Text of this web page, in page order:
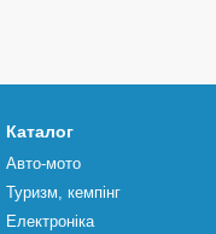
Каталог
Авто-мото
Туризм, кемпінг
Електроніка